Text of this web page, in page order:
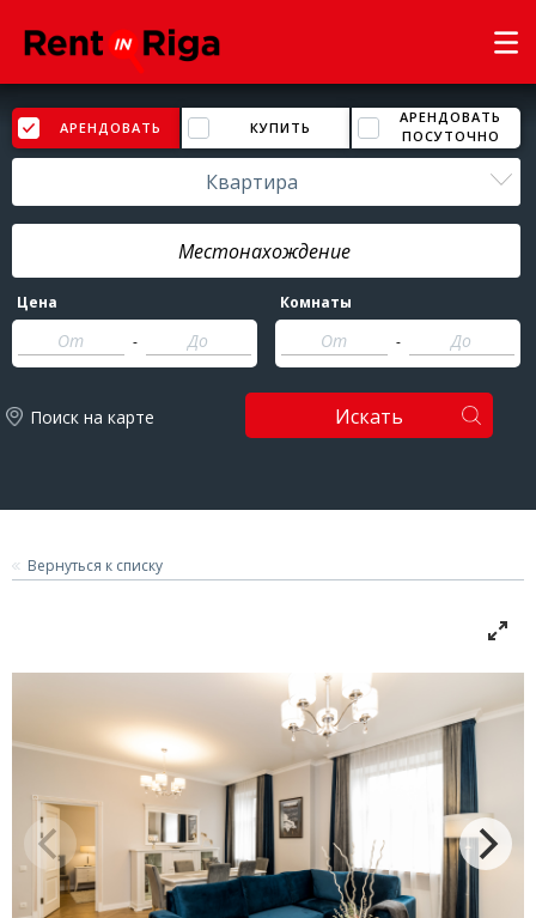
АРЕНДОВАТЬ КУПИТЬ
АРЕНДОВАТЬ
ПОСУТОЧНО
Квартира
Цена
-
Комнаты
-
Поиск на карте Искать
Вернуться к списку